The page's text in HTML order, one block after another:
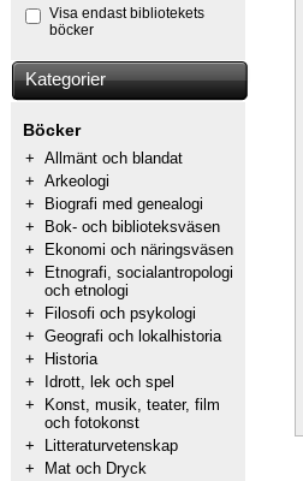
Visa endast bibliotekets
böcker
Kategorier
Böcker
+ Allmänt och blandat
+ Arkeologi
+
Biografi med genealogi
+
Bok- och biblioteksväsen
+
Ekonomi och näringsväsen
+
Etnografi, socialantropologi
och etnologi
+
Filosofi och psykologi
+ Geografi och lokalhistoria
+
Historia
+
Idrott, lek och spel
+
Konst, musik, teater, film
och fotokonst
+
Litteraturvetenskap
+
Mat och Dryck